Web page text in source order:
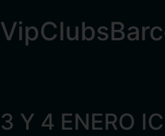
3 Y 4 ENERO